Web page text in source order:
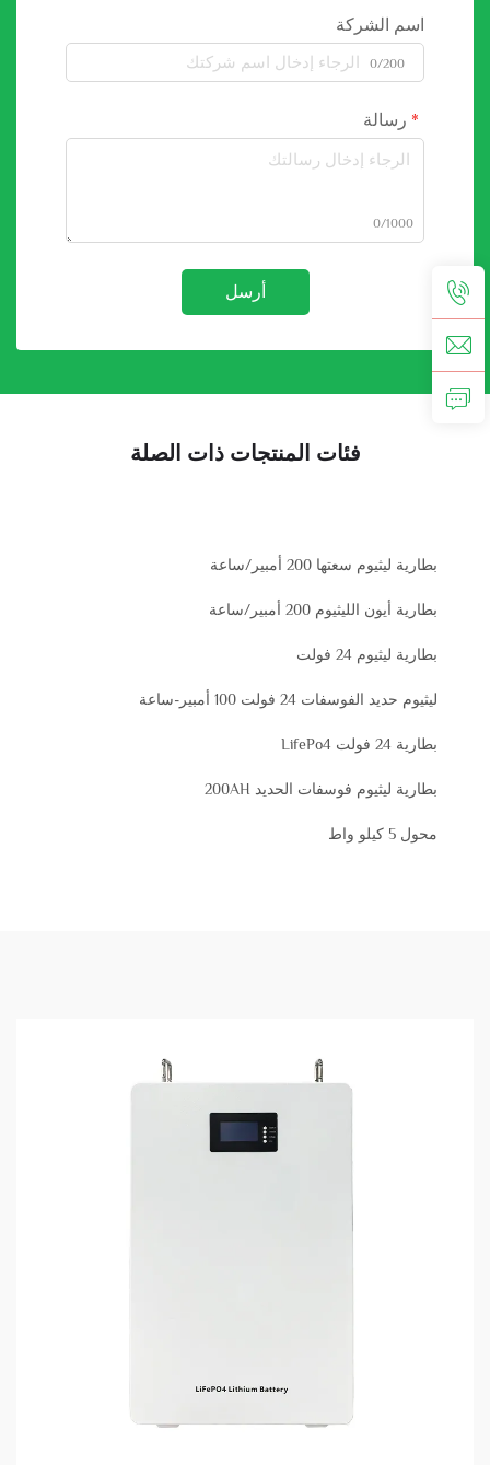
اسم الشركة
0/200
رسالة
0/1000
أرسل
فئات المنتجات ذات الصلة
بطارية ليثيوم سعتها 200 أمبير/ساعة
بطارية أيون الليثيوم 200 أمبير/ساعة
بطارية ليثيوم 24 فولت
ليثيوم حديد الفوسفات 24 فولت 100 أمبير-ساعة
بطارية 24 فولت LifePo4
بطارية ليثيوم فوسفات الحديد 200AH
محول 5 كيلو واط